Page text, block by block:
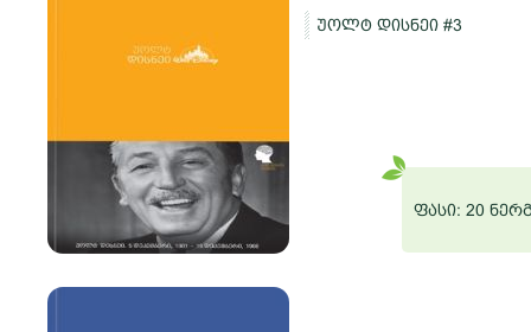
უოლტ დისნეი #3
ფასი: 20